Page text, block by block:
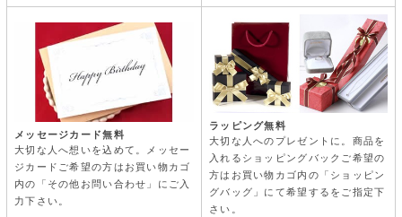
メッセージカード無料
大切な人へ想いを込めて。メッセー
ジカードご希望の方はお買い物カゴ
内の「その他お問い合わせ」にご入
力下さい。
ラッピング無料
大切な人へのプレゼントに。商品を
入れるショッピングバックご希望の
方はお買い物カゴ内の「ショッピン
グバッグ」にて希望するをご指定下
さい。